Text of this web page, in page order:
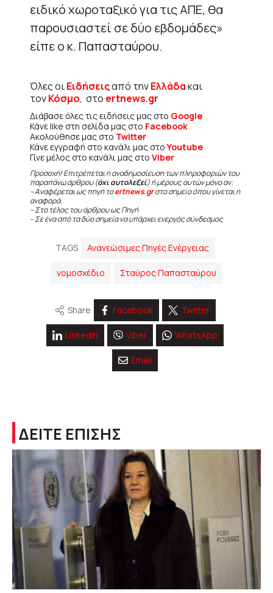
ειδικό χωροταξικό για τις ΑΠΕ, θα
παρουσιαστεί σε δύο εβδομάδες»
είπε ο κ. Παπασταύρου.
Όλες οιΕιδήσειςαπό τηνΕλλάδακαι
τονΚόσμο, στο ertnews.gr
Διάβασε όλες τις ειδήσεις μας στο Google
Κάνε like στη σελίδα μας στο Facebook
Ακολούθησε μας στο Twitter
Κάνε εγγραφή στο κανάλι μας στοYoutube
Γίνε μέλος στο κανάλι μας στο Viber
Προσοχή! Επιτρέπεται η αναδημοσίευση των πληροφοριών του
παραπάνω άρθρου (όχι αυτολεξεί) ή μέρους αυτών μόνο αν:
– Αναφέρεται ως πηγή τοertnews.grστο σημείο όπου γίνεται η
αναφορά.
– Στο τέλος του άρθρου ως Πηγή
– Σε ένα από τα δύο σημεία να υπάρχει ενεργός σύνδεσμος
TAGS Ανανεώσιμες Πηγές Ενέργειας
νομοσχέδιο Σταύρος Παπασταύρου
Share Facebook Twitter
Linkedin Viber WhatsApp
Email
ΔΕΙΤΕ ΕΠΙΣΗΣ